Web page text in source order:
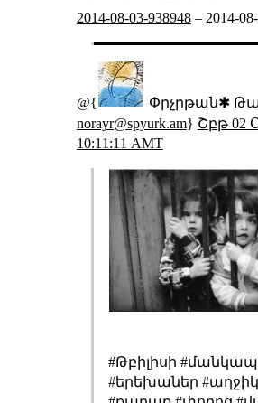
2014-08-03-938948– 2014-
@{
Փրչրթան✱
norayr@spyurk.am} Շբթ 02
10:11:11 AMT
#Թբիլիսի
#երեխաներ